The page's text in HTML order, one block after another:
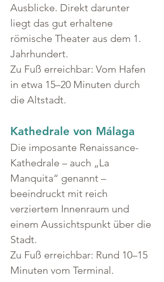
Ausblicke. Direkt darunter
liegt das gut erhaltene
römische Theater aus dem 1.
Jahrhundert.
Zu Fuß erreichbar: Vom Hafen
in etwa 15–20 Minuten durch
die Altstadt.
Kathedrale von Málaga
Die imposante Renaissance-
Kathedrale – auch „La
Manquita“ genannt –
beeindruckt mit reich
verziertem Innenraum und
einem Aussichtspunkt über die
Stadt.
Zu Fuß erreichbar: Rund 10–15
Minuten vom Terminal.